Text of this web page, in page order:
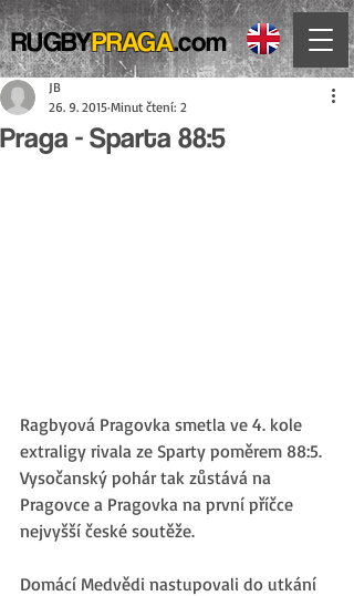
RUGBYPRAGA.com
Praga - Sparta 88:5
JB
26. 9. 2015 Minut čtení: 2
Ragbyová Pragovka smetla ve 4. kole
extraligy rivala ze Sparty poměrem 88:5.
Vysočanský pohár tak zůstává na
Pragovce a Pragovka na první příčce
nejvyšší české soutěže.
Domácí Medvědi nastupovali do utkání